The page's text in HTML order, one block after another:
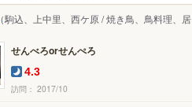
（駒込、上中里、西ケ原 / 焼き鳥、鳥料理、居
せんべろorせんぺろ
4.3
訪問： 2017/10